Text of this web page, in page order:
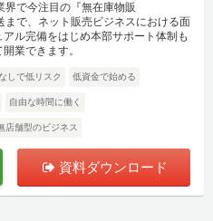
界で今注目の『無在庫物販
で、ネット販売ビジネスにおける面
ル完備をはじめ本部サポート体制も
業できます。
しで低リスク 低資金で始める
自由な時間に働く
店舗型のビジネス
資料ダウンロード